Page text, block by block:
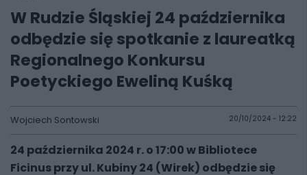
W Rudzie Śląskiej 24 października
odbędzie się spotkanie z laureatką
Regionalnego Konkursu
Poetyckiego Eweliną Kuśką
Wojciech Sontowski 20/10/2024 - 12:22
24 października 2024 r. o 17:00 w Bibliotece
Ficinus przy ul. Kubiny 24 (Wirek) odbędzie się